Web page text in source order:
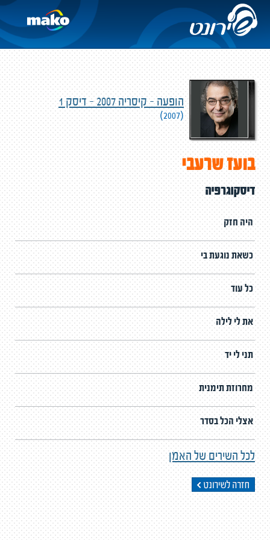
הופעה - קיסריה 2007 - דיסק 1
(2007)
בועז שרעבי
דיסקוגרפיה
היה חזק
כשאת נוגעת בי
כל עוד
את לי לילה
תני לי יד
מחרוזת תימנית
אצלי הכל בסדר
לכל השירים של האמן